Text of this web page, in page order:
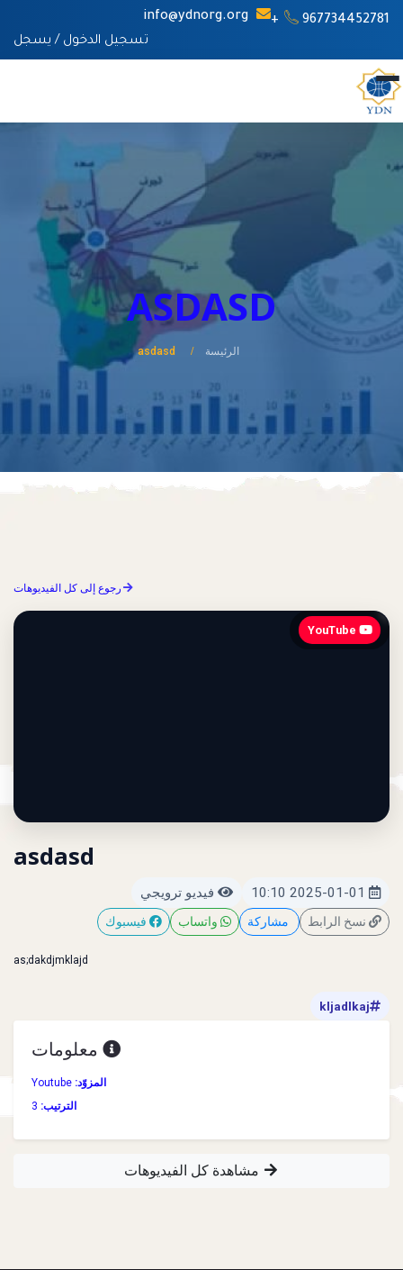
967734452781+
info@ydnorg.org
تسجيل الدخول / يسجل
ASDASD
الرئيسة asdasd
رجوع إلى كل الفيديوهات
asdasd
فيديو ترويجي
نسخ الرابط مشاركة واتساب فيسبوك
as;dakdjmklajd
kljadlkaj
معلومات
المزوّد:
الترتيب:
مشاهدة كل الفيديوهات